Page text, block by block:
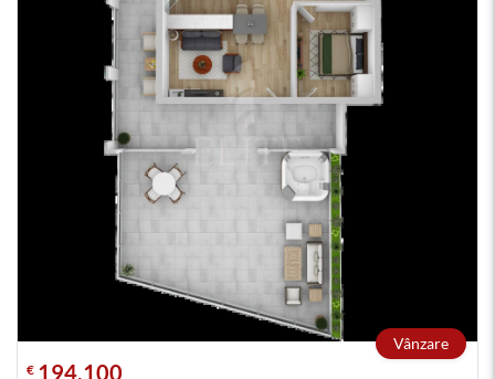
Vânzare
€ 194.100